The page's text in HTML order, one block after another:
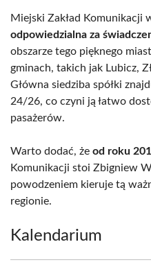
Miejski Zakład Komunikacji
odpowiedzialna za
obszarze tego pięknego
gminach, takich jak Lubicz,
Główna siedziba spółki
24/26, co czyni ją łatwo
pasażerów.
Warto dodać, że od roku
Komunikacji stoi Zbigniew
powodzeniem kieruje tą
regionie.
Kalendarium